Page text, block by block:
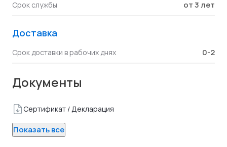
Срок службы от 3 лет
Доставка
Срок доставки в рабочих днях 0-2
Документы
Сертификат / Декларация
Показать все